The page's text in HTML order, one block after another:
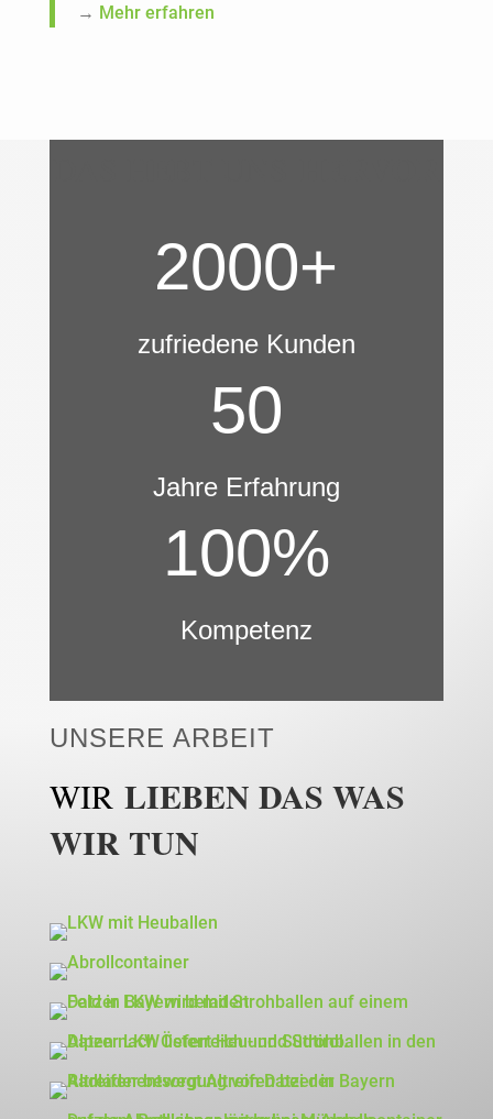
→ Mehr erfahren
2000+
zufriedene Kunden
50
Jahre Erfahrung
100%
Kompetenz
UNSERE ARBEIT
WIRLIEBEN DAS WAS
WIR TUN